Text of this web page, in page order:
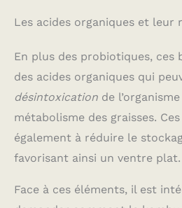
Les acides organiques et leur
En plus des probiotiques, ces
des acides organiques qui
désintoxication de
métabolisme des graisses.
également à réduire le
favorisant ainsi un ventre plat.
Face à ces éléments, il est